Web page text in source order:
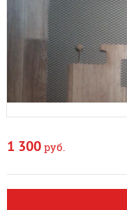
1 300 руб.